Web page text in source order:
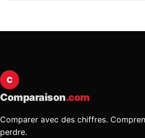
C
Comparaison.com
Comparer avec des chiffres.
perdre.